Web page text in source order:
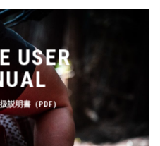
USER
説明書（PDF）